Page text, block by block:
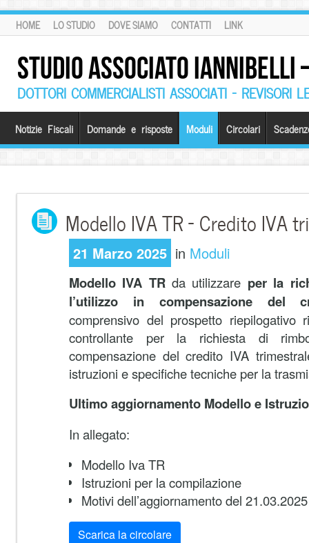
HOME LO STUDIO DOVE SIAMO CONTATTI LINK
STUDIO ASSOCIATO
DOTTORI COMMERCIALISTI ASSOCIATI – REVISORI
Notizie Fiscali Domande e risposte Moduli Circolari
Modello IVA TR – Credito IVA
21 Marzo 2025 in Moduli
Modello IVA TRda utilizzare per la
l’utilizzo in compensazione del
comprensivo del prospetto riepilogativo
controllante per la richiesta di
compensazione del credito IVA
istruzioni e specifiche tecniche per la
Ultimo aggiornamento Modello e
In allegato:
Modello Iva TR
Istruzioni per la compilazione
Motivi dell’aggiornamento del 21.03.2025
Scarica la circolare